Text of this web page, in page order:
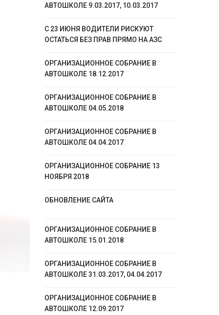
АВТОШКОЛЕ 9.03.2017, 10.03.2017
С 23 ИЮНЯ ВОДИТЕЛИ РИСКУЮТ
ОСТАТЬСЯ БЕЗ ПРАВ ПРЯМО НА АЗС
ОРГАНИЗАЦИОННОЕ СОБРАНИЕ В
АВТОШКОЛЕ 18.12.2017
ОРГАНИЗАЦИОННОЕ СОБРАНИЕ В
АВТОШКОЛЕ 04.05.2018
ОРГАНИЗАЦИОННОЕ СОБРАНИЕ В
АВТОШКОЛЕ 04.04.2017
ОРГАНИЗАЦИОННОЕ СОБРАНИЕ 13
НОЯБРЯ 2018
ОБНОВЛЕНИЕ САЙТА
ОРГАНИЗАЦИОННОЕ СОБРАНИЕ В
АВТОШКОЛЕ 15.01.2018
ОРГАНИЗАЦИОННОЕ СОБРАНИЕ В
АВТОШКОЛЕ 31.03.2017, 04.04.2017
ОРГАНИЗАЦИОННОЕ СОБРАНИЕ В
АВТОШКОЛЕ 12.09.2017